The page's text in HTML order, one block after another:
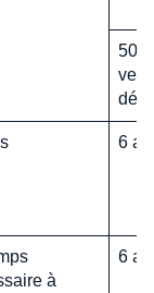
50
6
à
6